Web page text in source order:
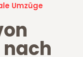
Umzüge